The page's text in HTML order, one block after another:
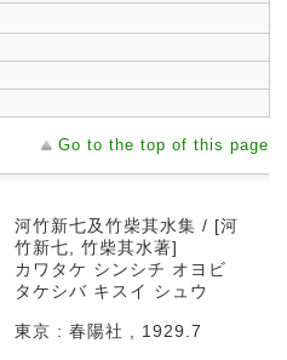
Go to the top of this page
河竹新七及竹柴其水集 / [河
竹新七, 竹柴其水著]
カワタケ シンシチ オヨビ
タケシバ キスイ シュウ
東京 : 春陽社 , 1929.7